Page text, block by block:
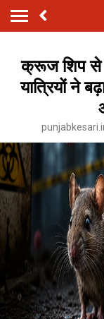
क्रूज शिप से
यात्रियों ने